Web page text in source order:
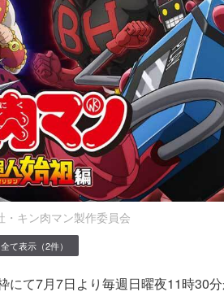
・キン肉マン製作委員会
て表示（2件）
て7月7日より毎週日曜夜11時30